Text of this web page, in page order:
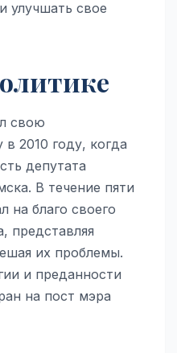
улучшать свое
свою
2010 году, когда
депутата
В течение пяти
на благо своего
представляя
их проблемы.
и преданности
на пост мэра